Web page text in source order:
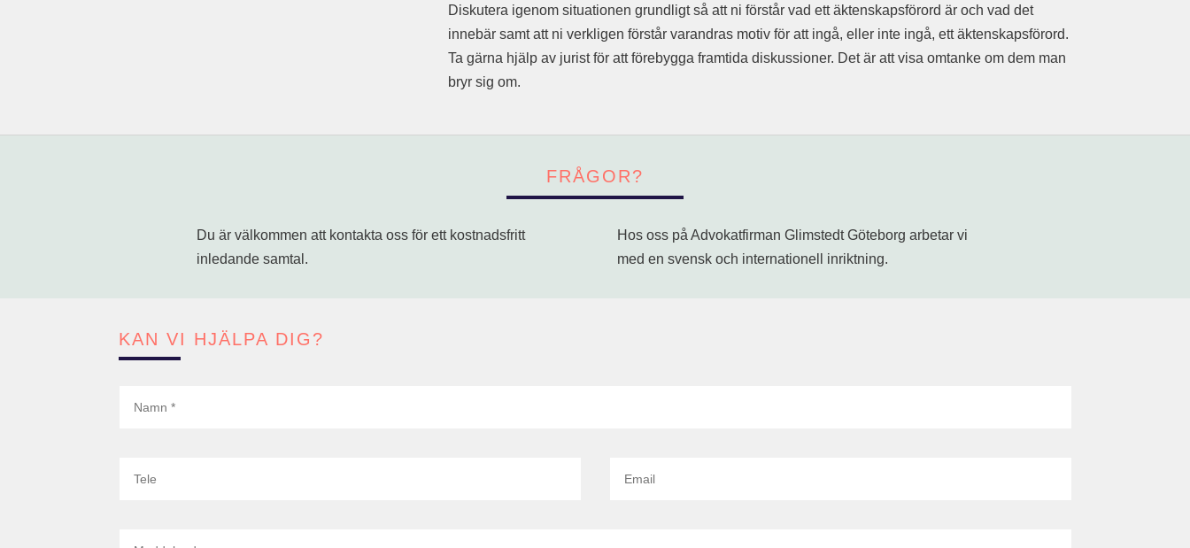
Diskutera igenom situationen grundligt så att ni förstår vad ett äktenskapsförord är och vad det
innebär samt att ni verkligen förstår varandras motiv för att ingå, eller inte ingå, ett äktenskapsförord.
Ta gärna hjälp av jurist för att förebygga framtida diskussioner. Det är att visa omtanke om dem man
bryr sig om.
FRÅGOR?
Du är välkommen att kontakta oss för ett kostnadsfritt
inledande samtal.
Hos oss på Advokatfirman Glimstedt Göteborg arbetar vi
med en svensk och internationell inriktning.
KAN VI HJÄLPA DIG?